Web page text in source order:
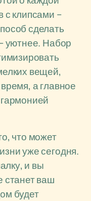
с клипсами –
сделать
уютнее. Набор
вещей,
а главное
что может
уже сегодня.
и вы
станет ваш
будет